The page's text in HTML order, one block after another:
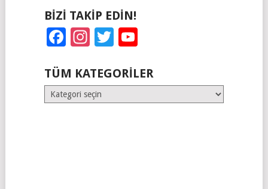
BIZI TAKIP EDIN!
Facebook
Instagram
Twitter
TÜM KATEGORILER
Tüm
Kategoriler